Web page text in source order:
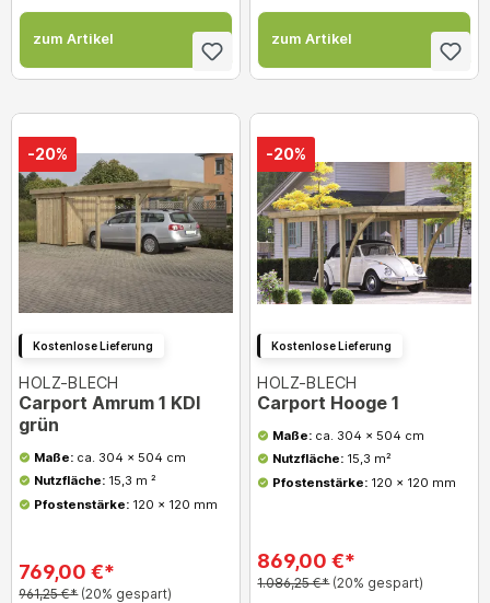
zum Artikel zum Artikel
-20%
Kostenlose Lieferung
HOLZ-BLECH
Carport Amrum 1 KDI
grün
Maße: ca. 304 x 504 cm
Nutzfläche: 15,3 m ²
Pfostenstärke: 120 x 120 mm
769,00 €*
961,25 €* (20% gespart)
-20%
Kostenlose Lieferung
HOLZ-BLECH
Carport Hooge 1
Maße: ca. 304 x 504 cm
Nutzfläche: 15,3 m²
Pfostenstärke: 120 x 120 mm
869,00 €*
1.086,25 €* (20% gespart)